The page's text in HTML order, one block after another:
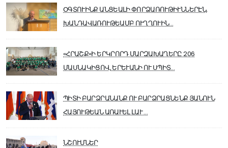
ՕԳՏՈՒԻՆՔ ԱՆՑԵԱԼԻ ՓՈՐՁԱՌՈՒԹԻՒՆՆԵՐԷՆ,
ԽԱՆԴԱՎԱՌՈՒԹԵԱՄԲ ՈՒՂՂՈՒԻՆ…
«ՀՐԱՇՔ»Ի ԵՐԿՐՈՐԴ ՄԱՐԶԱԽԱՂԵՐԸ 206
ՄԱՍՆԱԿԻՑՈՎ, ԵՐԵՒԱՆԻ ՈՒ ՍՊԻՏ…
ՊԻՏԻ ԲԱՐՁՐԱՆԱՆՔ ՈՒ ԲԱՐՁՐԱՑՆԵՆՔ ՅԱՆՈՒՆ
ՀԱՅՈՒԹԵԱՆ ԱՌԱՒԵԼ ԼԱՒ …
ՆՇՈՒՄՆԵՐ